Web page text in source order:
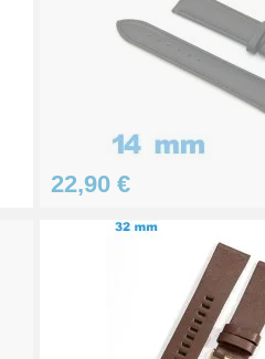
complet de Réparation - 13
22,90 €